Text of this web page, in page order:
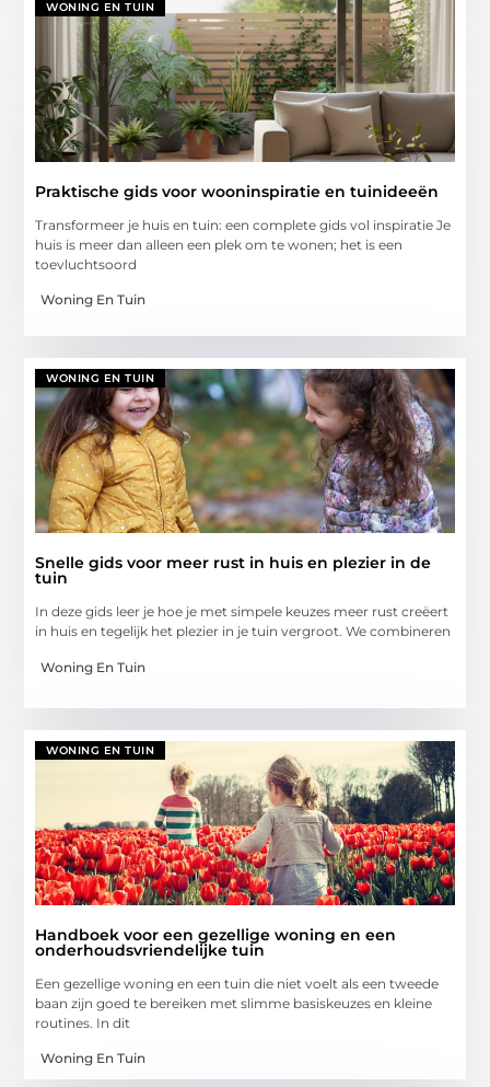
WONING EN TUIN
Praktische gids voor wooninspiratie en tuinideeën
Transformeer je huis en tuin: een complete gids vol inspiratie Je
huis is meer dan alleen een plek om te wonen; het is een
toevluchtsoord
Woning En Tuin
WONING EN TUIN
Snelle gids voor meer rust in huis en plezier in de
tuin
In deze gids leer je hoe je met simpele keuzes meer rust creëert
in huis en tegelijk het plezier in je tuin vergroot. We combineren
Woning En Tuin
WONING EN TUIN
Handboek voor een gezellige woning en een
onderhoudsvriendelijke tuin
Een gezellige woning en een tuin die niet voelt als een tweede
baan zijn goed te bereiken met slimme basiskeuzes en kleine
routines. In dit
Woning En Tuin